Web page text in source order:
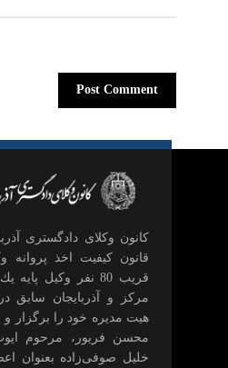
كانون وكلای دادگستری
قانون كيفيت اخذ پروانه
قريب 80 نفر وكيل
هيت مديره خود را برگزار
محسن فريور، مرحوم
خليل صوفی‌زاده بعنوان